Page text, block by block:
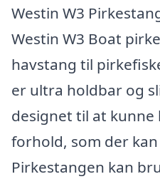
Westin W3
Westin W3 Boat
havstang til
er ultra holdbar og
designet til at kunne
forhold, som der
Pirkestangen kan